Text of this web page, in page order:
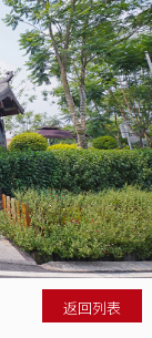
返回列表